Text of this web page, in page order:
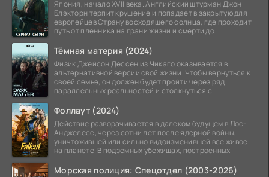
Япония, начало XVII века. Английский штурман Джон
Блэкторн терпит крушение и попадает в закрытую для
европейцев Страну восходящего солнца, где проходит
путь от пленника на грани жизни и смерти до
Тёмная материя (2024)
Физик Джейсон Дессен из Чикаго оказывается в
альтернативной версии свой жизни. Чтобы вернуться к
своей семье, он должен будет пройти через ряд
параллельных реальностей и столкнуться с
Фоллаут (2024)
Действие разворачивается в далеком будущем в Лос-
Анджелесе, через сотни лет после ядерной войны,
уничтожившей или сильно видоизменившей все живое
на планете. В подземных убежищах, построенных
Морская полиция: Спецотдел (2003-2026)